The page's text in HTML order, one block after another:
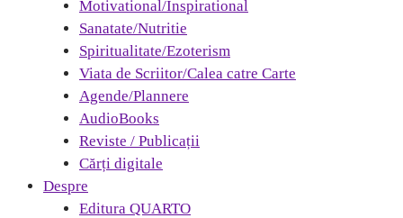
Motivational/Inspirational
Sanatate/Nutritie
Spiritualitate/Ezoterism
Viata de Scriitor/Calea catre Carte
Agende/Plannere
AudioBooks
Reviste / Publicații
Cărți digitale
Despre
Editura QUARTO